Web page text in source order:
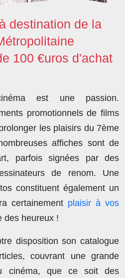
destination de la
100 €uros d'achat
est une passion.
promotionnels de films
les plaisirs du 7ème
affiches sont de
parfois signées par des
de renom. Une
constituent également un
certainement plaisir à vos
des heureux !
disposition son catalogue
, couvrant une grande
cinéma, que ce soit des